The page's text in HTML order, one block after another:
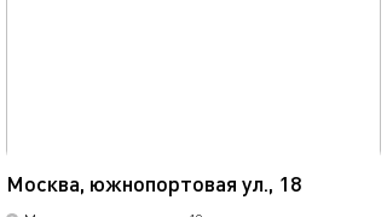
Москва, южнопортовая ул., 18